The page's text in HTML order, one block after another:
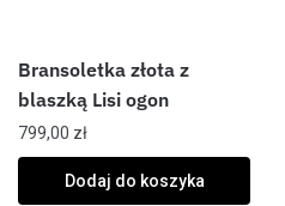
Bransoletka złota z
blaszką Lisi ogon
799,00 zł
Dodaj do koszyka